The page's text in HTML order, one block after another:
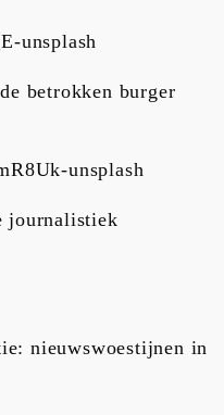
betrokken burger
journalistiek
nieuwswoestijnen in